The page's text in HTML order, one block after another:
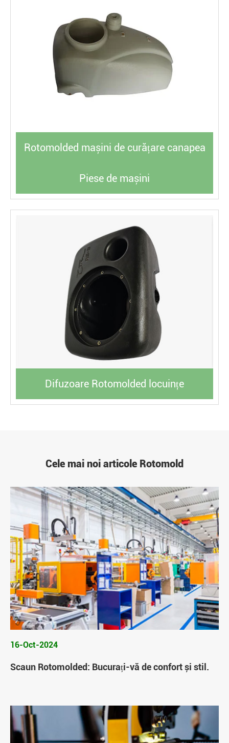
Rotomolded mașini de curățare canapea
Piese de mașini
Difuzoare Rotomolded locuințe
Cele mai noi articole Rotomold
16-Oct-2024
Scaun Rotomolded: Bucurați-vă de confort și stil.